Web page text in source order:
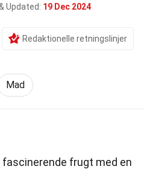
Updated: 19 Dec 2024
Redaktionelle retningslinjer
Mad
fascinerende frugt med en